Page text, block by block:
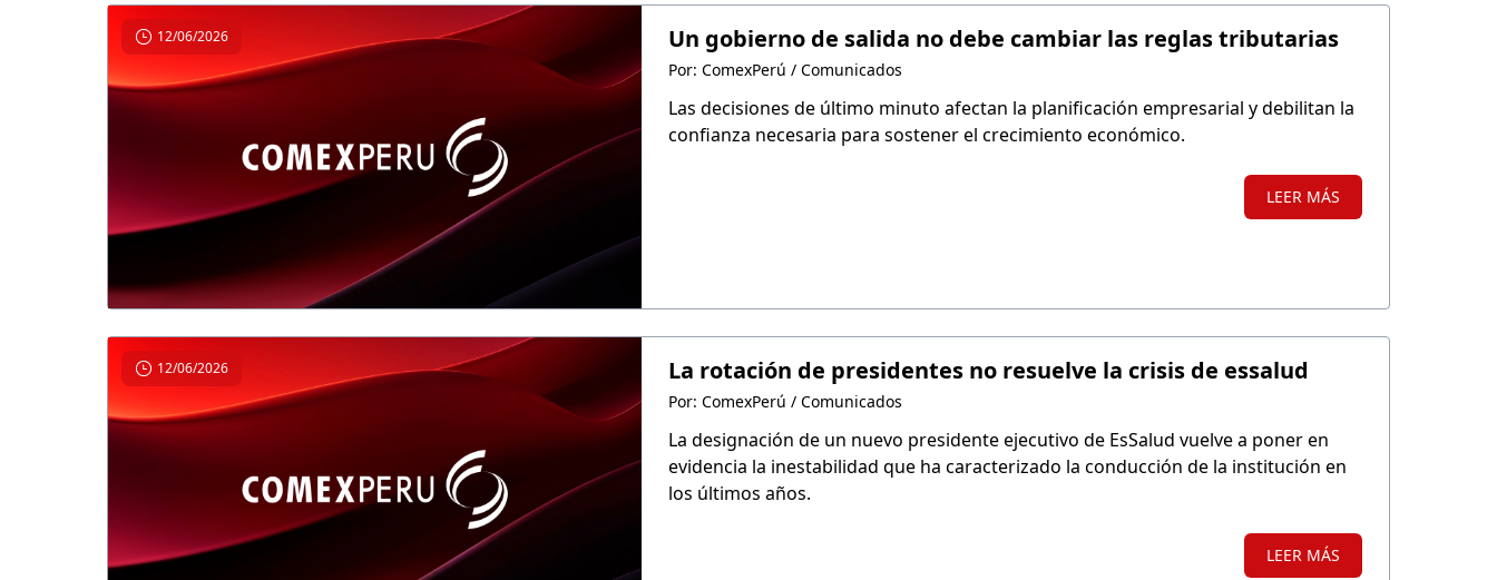
12/06/2026 Un gobierno de salida no debe cambiar las reglas tributarias
Por: ComexPerú / Comunicados
Las decisiones de último minuto afectan la planificación empresarial y debilitan la
confianza necesaria para sostener el crecimiento económico.
LEER MÁS
12/06/2026 La rotación de presidentes no resuelve la crisis de essalud
Por: ComexPerú / Comunicados
La designación de un nuevo presidente ejecutivo de EsSalud vuelve a poner en
evidencia la inestabilidad que ha caracterizado la conducción de la institución en
los últimos años.
LEER MÁS